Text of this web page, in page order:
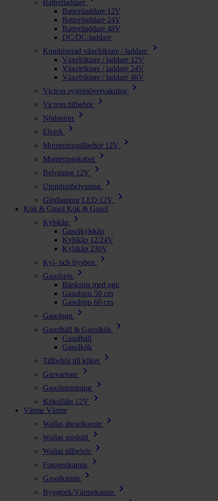
Batteriladdare
Batteriladdare 12V
Batteriladdare 24V
Batteriladdare 48V
DC/DC-laddare
Kombinerad växelriktare / laddare
chevron_right
Växelriktare / laddare 12V
Växelriktare / laddare 24V
Växelriktare / laddare 48V
Victron systemövervakning
chevron_right
Victron tillbehör chevron_right
Nödström chevron_right
Elverk chevron_right
Monteringstillbehör 12V chevron_right
Monteringskabel chevron_right
Belysning 12V chevron_right
Utomhusbelysning chevron_right
Glödlampor LED 12V chevron_right
Kök & Gasol Kök & Gasol
Kylskåp
chevron_right
Gasolkylskåp
Kylskåp 12/24V
Kylskåp 230V
Kyl- och frysbox
chevron_right
Gasolspis chevron_right
Bänkspis med ugn
Gasolspis 50 cm
Gasolspis 60 cm
Gasolugn
chevron_right
Gasolhäll & Gasolkök chevron_right
Gasolhäll
Gasolkök
Tillbehör till köket
chevron_right
Gasvarnare chevron_right
Gasolutrustning chevron_right
Köksfläkt 12V chevron_right
Värme Värme
Wallas dieselkamin
chevron_right
Wallas spishäll chevron_right
Wallas tillbehör chevron_right
Fotogenkamin chevron_right
Gasolkamin chevron_right
Byggtork/Värmekanon chevron_right